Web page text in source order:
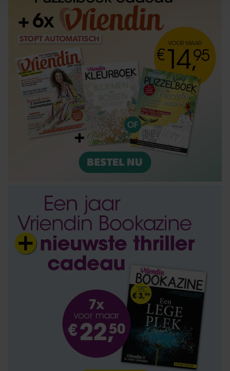
personaliseren, om functies voor social media te bieden
en om ons websiteverkeer te analyseren. Ook delen we
informatie over uw gebruik van onze site met onze
partners voor social media, adverteren en analyse. Deze
partners kunnen deze gegevens combineren met andere
informatie die u aan ze heeft verstrekt of die ze hebben
verzameld op basis van uw gebruik van hun services. U
gaat akkoord met onze cookies als u onze website blijft
gebruiken.